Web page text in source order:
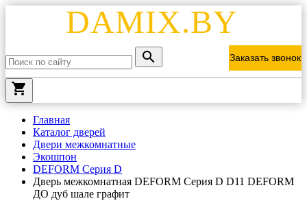
DAMIX.BY
Заказать звонок
local_grocery_store
Главная
Каталог дверей
Двери межкомнатные
Экошпон
DEFORM Серия D
Дверь межкомнатная DEFORM Серия D D11 DEFORM
ДО дуб шале графит